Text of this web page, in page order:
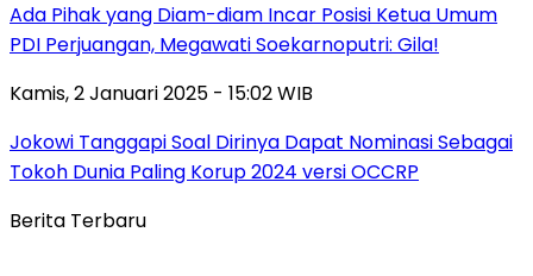
Ada Pihak yang Diam-diam Incar Posisi Ketua Umum
PDI Perjuangan, Megawati Soekarnoputri: Gila!
Kamis, 2 Januari 2025 - 15:02 WIB
Jokowi Tanggapi Soal Dirinya Dapat Nominasi Sebagai
Tokoh Dunia Paling Korup 2024 versi OCCRP
Berita Terbaru